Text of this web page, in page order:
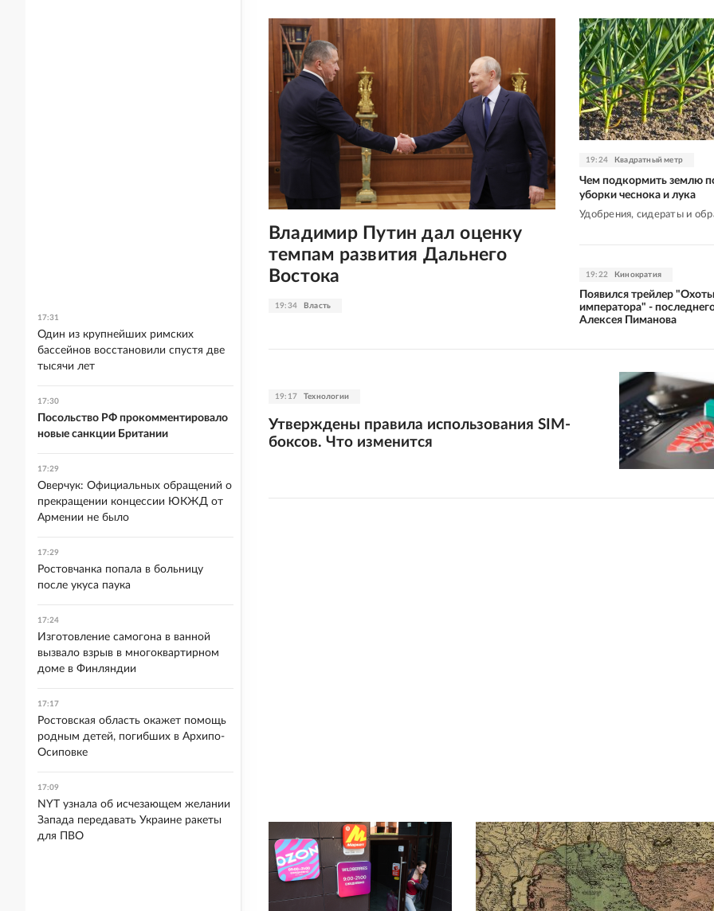
19:34 Власть
Владимир Путин дал оценку
темпам развития Дальнего
Востока
19:24 Квадратный метр
Чем подкормить землю
уборки чеснока и лука
Удобрения, сидераты и
19:22 Кинократия
Появился трейлер
императора" -
Алексея Пиманова
19:17 Технологии
Утверждены правила использования SIM-
боксов. Что изменится
17:31
Один из крупнейших римских
бассейнов восстановили спустя две
тысячи лет
17:30
Посольство РФ прокомментировало
новые санкции Британии
17:29
Оверчук: Официальных обращений о
прекращении концессии ЮКЖД от
Армении не было
17:29
Ростовчанка попала в больницу
после укуса паука
17:24
Изготовление самогона в ванной
вызвало взрыв в многоквартирном
доме в Финляндии
17:17
Ростовская область окажет помощь
родным детей, погибших в Архипо-
Осиповке
17:09
NYT узнала об исчезающем желании
Запада передавать Украине ракеты
для ПВО